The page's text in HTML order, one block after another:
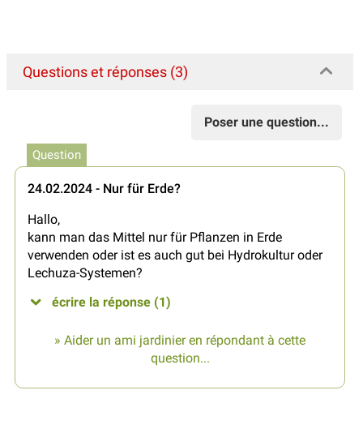
Questions et réponses (3)
Poser une question...
Question
24.02.2024 - Nur für Erde?
Hallo,
kann man das Mittel nur für Pflanzen in Erde
verwenden oder ist es auch gut bei Hydrokultur oder
Lechuza-Systemen?
écrire la réponse (1)
» Aider un ami jardinier en répondant à cette
question...